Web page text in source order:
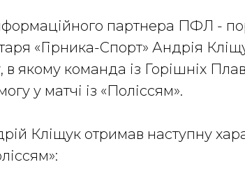
партнера ПФЛ -
«Гірника-Спорт» Андрія
в якому команда із Горішніх
у матчі із «Поліссям».
Кліщук отримав наступну